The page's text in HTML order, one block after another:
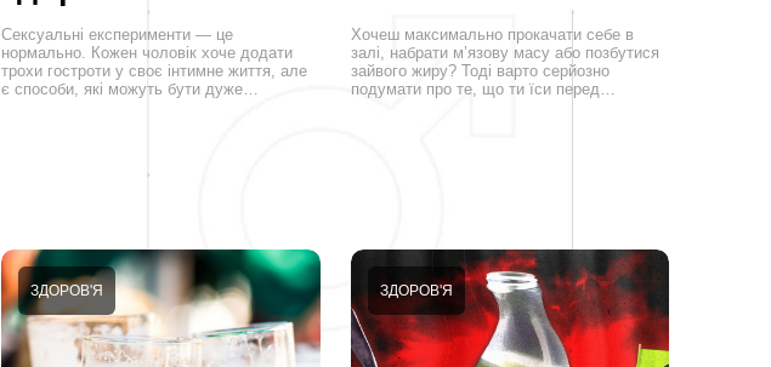
Сексуальні експерименти — це
нормально. Кожен чоловік хоче додати
трохи гостроти у своє інтимне життя, але
є способи, які можуть бути дуже…
Хочеш максимально прокачати себе в
залі, набрати м’язову масу або позбутися
зайвого жиру? Тоді варто серйозно
подумати про те, що ти їси перед…
ЗДОРОВ'Я ЗДОРОВ'Я